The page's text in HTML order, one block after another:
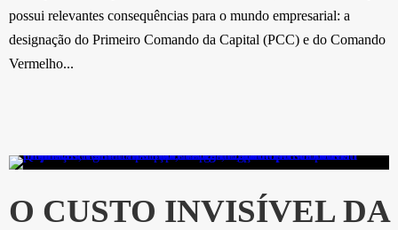
possui relevantes consequências para o mundo empresarial: a
designação do Primeiro Comando da Capital (PCC) e do Comando
Vermelho...
O CUSTO INVISÍVEL DA